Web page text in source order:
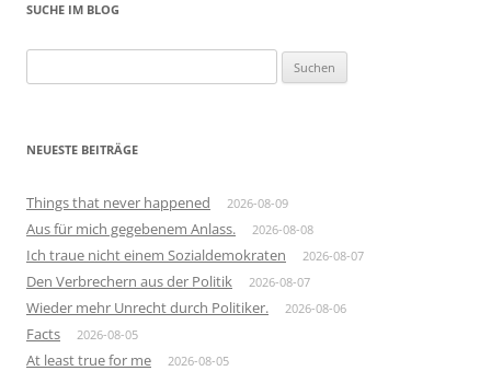
SUCHE IM BLOG
nach:
NEUESTE BEITRÄGE
Things that never happened 2026-08-09
Aus für mich gegebenem Anlass. 2026-08-08
Ich traue nicht einem Sozialdemokraten 2026-08-07
Den Verbrechern aus der Politik 2026-08-07
Wieder mehr Unrecht durch Politiker. 2026-08-06
Facts 2026-08-05
At least true for me 2026-08-05